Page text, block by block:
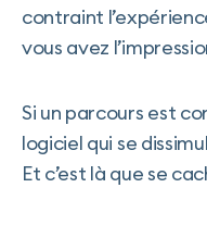
contraint
vous avez
Si un parcours est
logiciel qui se
Et c’est là que se